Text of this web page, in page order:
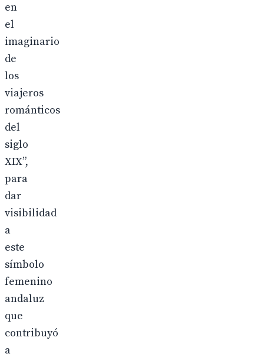
en
el
imaginario
de
los
viajeros
románticos
del
siglo
XIX”,
para
dar
visibilidad
a
este
símbolo
femenino
andaluz
que
contribuyó
a